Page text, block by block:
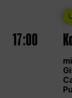
17:00